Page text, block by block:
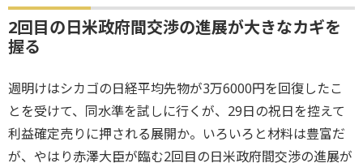
2回目の日米政府間交渉の進展が大きなカギを
握る
週明けはシカゴの日経平均先物が3万6000円を回復したこ
とを受けて、同水準を試しに行くが、29日の祝日を控えて
利益確定売りに押される展開か。いろいろと材料は豊富だ
が、やはり赤澤大臣が臨む2回目の日米政府間交渉の進展が